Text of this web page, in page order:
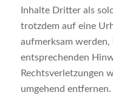
Inhalte Dritter als
trotzdem auf eine
aufmerksam
entsprechenden
Rechtsverletzungen
umgehend entfernen.